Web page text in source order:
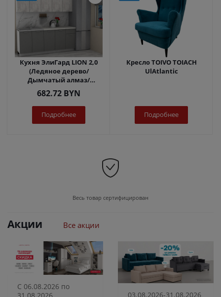
Кухня ЭлиГард LION 2,0
(Ледяное дерево/
Дымчатый алмаз/
Королевский опал)
682.72 BYN
Подробнее
Кресло TOIVO TOIACH
UlAtlantic
Подробнее
Весь товар сертифицирован
Акции Все акции
С 06.08.2026 по
31.08.2026
03.08.2026-31.08.2026